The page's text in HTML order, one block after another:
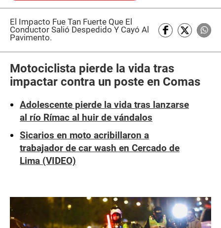
El Impacto Fue Tan Fuerte Que El
Conductor Salió Despedido Y Cayó Al
Pavimento.
Motociclista pierde la vida tras
impactar contra un poste en Comas
Adolescente pierde la vida tras lanzarse
al río Rímac al huir de vándalos
Sicarios en moto acribillaron a
trabajador de car wash en Cercado de
Lima (VIDEO)